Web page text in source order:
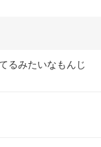
るみたいなもんじ